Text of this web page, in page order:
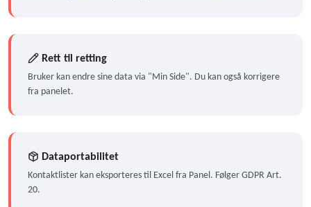
Rett til retting
Bruker kan endre sine data via "Min Side". Du kan også korrigere
fra panelet.
Dataportabilitet
Kontaktlister kan eksporteres til Excel fra Panel. Følger GDPR Art.
20.